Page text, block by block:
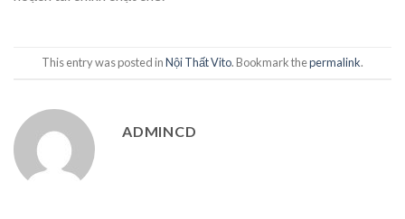
This entry was posted inNội Thất Vito. Bookmark thepermalink.
ADMINCD